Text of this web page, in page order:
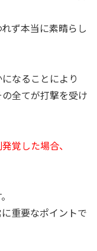
ず本当に素晴らし
なることにより
全てが打撃を受け
覚した場合、
重要なポイントで